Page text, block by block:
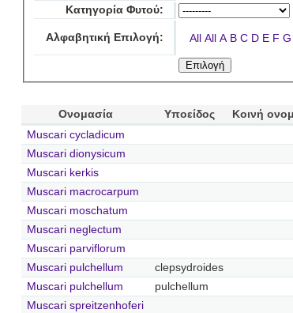
Κατηγορία Φυτού:
Αλφαβητική Επιλογή: All All A B C D E F G
Ονομασία Υποείδος Κοινή
Muscari cycladicum
Muscari dionysicum
Muscari kerkis
Muscari macrocarpum
Muscari moschatum
Muscari neglectum
Muscari parviflorum
Muscari pulchellum
clepsydroides
Muscari pulchellum
pulchellum
Muscari spreitzenhoferi